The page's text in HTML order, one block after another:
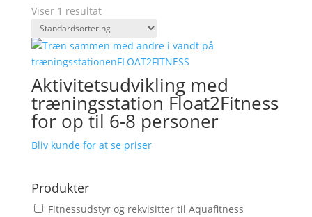
Viser 1 resultat
Aktivitetsudvikling med
træningsstation Float2Fitness
for op til 6-8 personer
Bliv kunde for at se priser
Produkter
Fitnessudstyr og rekvisitter til Aquafitness